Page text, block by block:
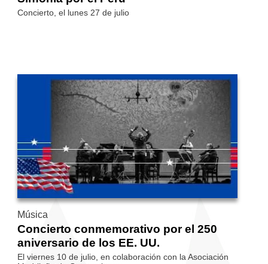
Concierto, el lunes 27 de julio
Música
Concierto conmemorativo por el 250
aniversario de los EE. UU.
El viernes 10 de julio, en colaboración con la Asociación